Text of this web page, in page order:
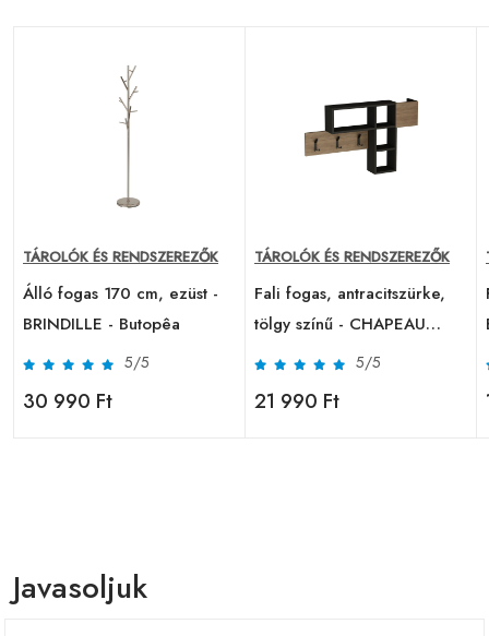
TÁROLÓK ÉS RENDSZEREZŐK
Álló fogas 170 cm, ezüst -
BRINDILLE - Butopêa
5/5
30 990 Ft
TÁROLÓK ÉS RENDSZEREZŐK
Fali fogas, antracitszürke,
tölgy színű - CHAPEAU
MELON - Butopêa
5/5
21 990 Ft
Javasoljuk